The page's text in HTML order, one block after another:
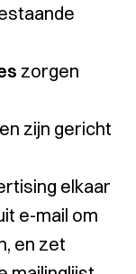
zorgen
zijn gericht
elkaar
e-mail om
en zet